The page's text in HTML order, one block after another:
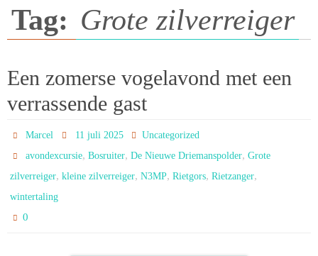
Tag: Grote zilverreiger
Een zomerse vogelavond met een
verrassende gast
Marcel 11 juli 2025
Uncategorized
avondexcursie,Bosruiter,De Nieuwe Driemanspolder,Grote
zilverreiger, kleine zilverreiger, N3MP, Rietgors, Rietzanger,
wintertaling
0